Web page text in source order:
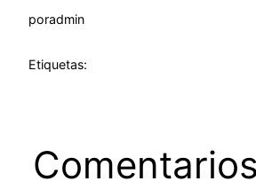
poradmin
Etiquetas:
Comentarios